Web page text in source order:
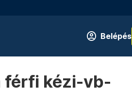
Belépés
férfi kézi-vb-